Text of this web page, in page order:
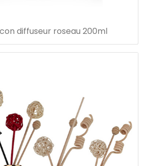
diffuseur roseau 200ml